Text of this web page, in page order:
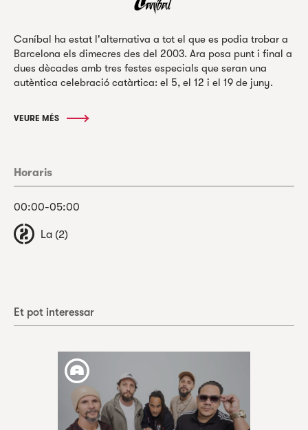
Caníbal ha estat l'alternativa a tot el que es podia trobar a
Barcelona els dimecres des del 2003. Ara posa punt i final a
dues dècades amb tres festes especials que seran una
autèntica celebració catàrtica: el 5, el 12 i el 19 de juny.
VEURE MÉS
Horaris
00:00-05:00
La (2)
Et pot interessar